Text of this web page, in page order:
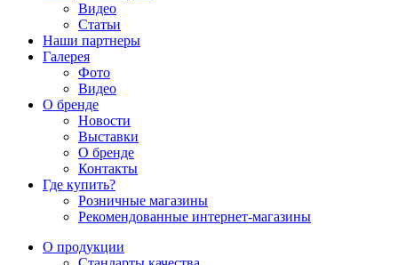
Видео
Статьи
Наши партнеры
Галерея
Фото
Видео
О бренде
Новости
Выставки
О бренде
Контакты
Где купить?
Розничные магазины
Рекомендованные интернет-магазины
О продукции